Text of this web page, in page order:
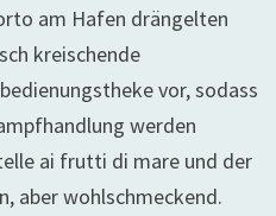
am Hafen drängelten
kreischende
vor, sodass
werden
ai frutti di mare und der
aber wohlschmeckend.